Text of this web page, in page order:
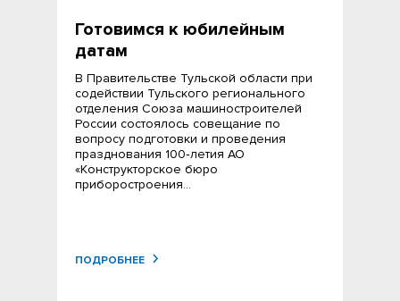
Готовимся к юбилейным
датам
В Правительстве Тульской области при
содействии Тульского регионального
отделения Союза машиностроителей
России состоялось совещание по
вопросу подготовки и проведения
празднования 100‑летия АО
«Конструкторское бюро
приборостроения…
ПОДРОБНЕЕ